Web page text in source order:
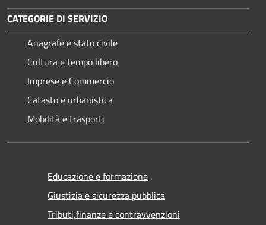
CATEGORIE DI SERVIZIO
Anagrafe e stato civile
Cultura e tempo libero
Imprese e Commercio
Catasto e urbanistica
Mobilità e trasporti
Educazione e formazione
Giustizia e sicurezza pubblica
Tributi,finanze e contravvenzioni